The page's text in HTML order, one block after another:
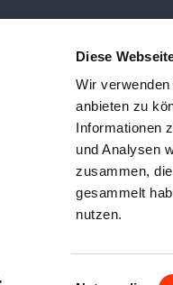
Diese
Wir
anbieten zu
Informationen
und Analysen
zusammen,
gesammelt
nutzen.
Fiebak Medien